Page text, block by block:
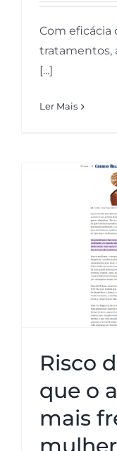
Com eficácia
tratamentos,
[...]
Ler Mais
Risco
Risco
que o
mais